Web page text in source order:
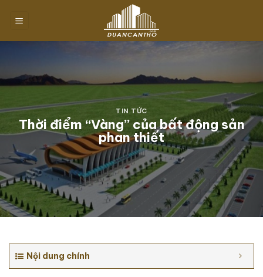
đến
TIN TỨC
Thời điểm “Vàng” của bất động sản
phan thiết
Nội dung chính